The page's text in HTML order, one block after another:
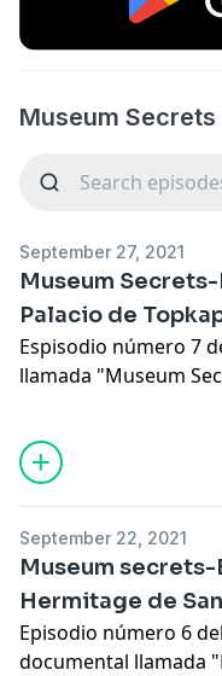
Museum
September 27, 2021
Museum
Palacio de
Espisodio número 7
llamada "Museum
September 22, 2021
Museum secrets-
Hermitage de
Episodio número 6
documental llamada